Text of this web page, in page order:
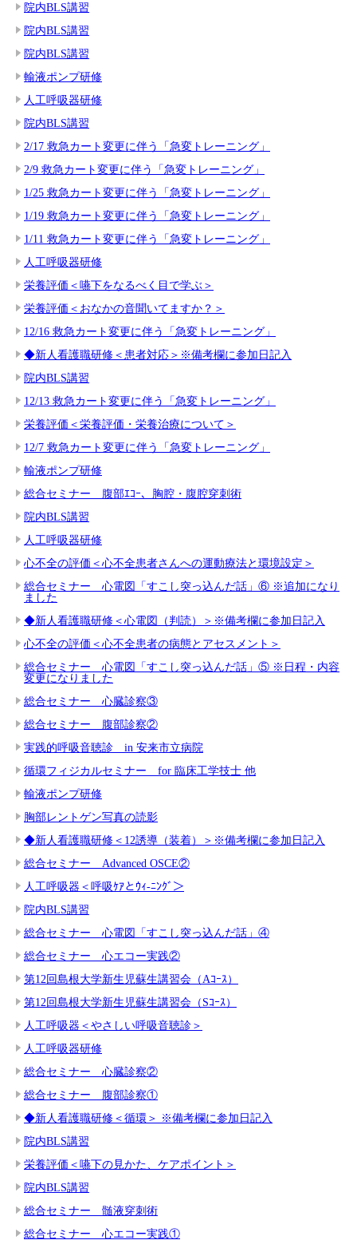
院内BLS講習
院内BLS講習
院内BLS講習
輸液ポンプ研修
人工呼吸器研修
院内BLS講習
2/17 救急カート変更に伴う「急変トレーニング」
2/9 救急カート変更に伴う「急変トレーニング」
1/25 救急カート変更に伴う「急変トレーニング」
1/19 救急カート変更に伴う「急変トレーニング」
1/11 救急カート変更に伴う「急変トレーニング」
人工呼吸器研修
栄養評価＜嚥下をなるべく目で学ぶ＞
栄養評価＜おなかの音聞いてますか？＞
12/16 救急カート変更に伴う「急変トレーニング」
◆新人看護職研修＜患者対応＞※備考欄に参加日記入
院内BLS講習
12/13 救急カート変更に伴う「急変トレーニング」
栄養評価＜栄養評価・栄養治療について＞
12/7 救急カート変更に伴う「急変トレーニング」
輸液ポンプ研修
総合セミナー 腹部ｴｺｰ、胸腔・腹腔穿刺術
院内BLS講習
人工呼吸器研修
心不全の評価＜心不全患者さんへの運動療法と環境設定＞
総合セミナー 心電図「すこし突っ込んだ話」⑥ ※追加になり
ました
◆新人看護職研修＜心電図（判読）＞※備考欄に参加日記入
心不全の評価＜心不全患者の病態とアセスメント＞
総合セミナー 心電図「すこし突っ込んだ話」⑤ ※日程・内容
変更になりました
総合セミナー 心臓診察③
総合セミナー 腹部診察②
実践的呼吸音聴診 in 安来市立病院
循環フィジカルセミナー for 臨床工学技士 他
輸液ポンプ研修
胸部レントゲン写真の読影
◆新人看護職研修＜12誘導（装着）＞※備考欄に参加日記入
総合セミナー Advanced OSCE②
人工呼吸器＜呼吸ｹｱとｳｨ-ﾆﾝｸﾞ＞
院内BLS講習
総合セミナー 心電図「すこし突っ込んだ話」④
総合セミナー 心エコー実践②
第12回島根大学新生児蘇生講習会（Aｺｰｽ）
第12回島根大学新生児蘇生講習会（Sｺｰｽ）
人工呼吸器＜やさしい呼吸音聴診＞
人工呼吸器研修
総合セミナー 心臓診察②
総合セミナー 腹部診察①
◆新人看護職研修＜循環＞ ※備考欄に参加日記入
院内BLS講習
栄養評価＜嚥下の見かた、ケアポイント＞
院内BLS講習
総合セミナー 髄液穿刺術
総合セミナー 心エコー実践①